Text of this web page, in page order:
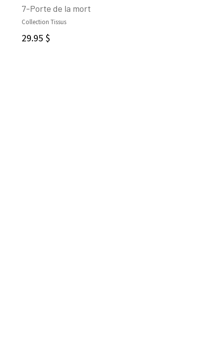
7-Porte de la mort
Collection Tissus
29.95 $